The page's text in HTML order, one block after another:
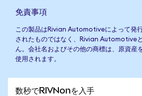
免責事項
この製品はRivian Automotiveによって発
されたものではなく、Rivian Automotive
ん。会社名およびその他の商標は、原資産
使用されます。
数秒でRIVNonを入手